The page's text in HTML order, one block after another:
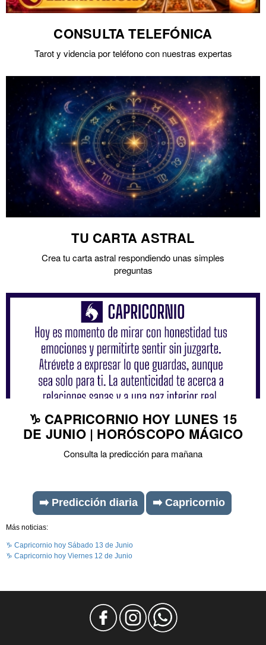
CONSULTA TELEFÓNICA
Tarot y videncia por teléfono con nuestras expertas
TU CARTA ASTRAL
Crea tu carta astral respondiendo unas simples
preguntas
♑ CAPRICORNIO HOY LUNES 15
DE JUNIO | HORÓSCOPO MÁGICO
Consulta la predicción para mañana
➡️ Predicción diaria ➡️ Capricornio
Más noticias:
♑ Capricornio hoy Sábado 13 de Junio
♑ Capricornio hoy Viernes 12 de Junio